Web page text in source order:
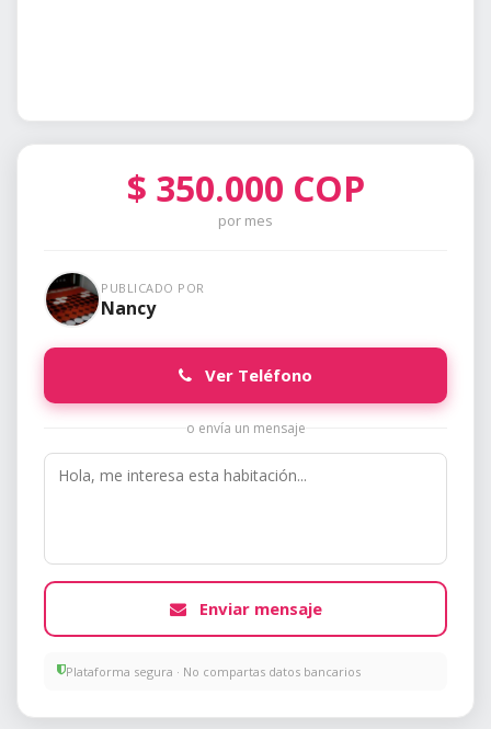
$ 350.000 COP
por mes
PUBLICADO POR
Nancy
Ver Teléfono
o envía un mensaje
Enviar mensaje
Plataforma segura · No compartas datos bancarios